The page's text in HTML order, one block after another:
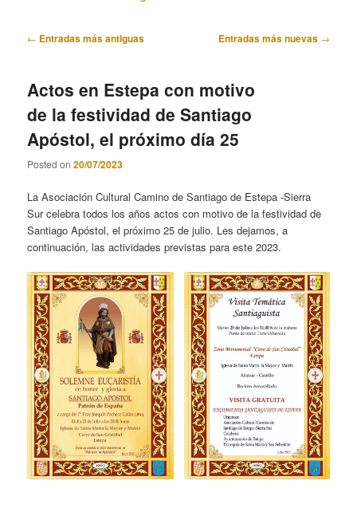
Navegación
← Entradas más antiguas Entradas más nuevas →
Actos en Estepa con motivo
de la festividad de Santiago
Apóstol, el próximo día 25
Posted on20/07/2023
La Asociación Cultural Camino de Santiago de Estepa -Sierra
Sur celebra todos los años actos con motivo de la festividad de
Santiago Apóstol, el próximo 25 de julio. Les dejamos, a
continuación, las actividades previstas para este 2023.